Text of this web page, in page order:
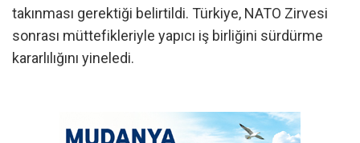
takınması gerektiği belirtildi. Türkiye, NATO Zirvesi
sonrası müttefikleriyle yapıcı iş birliğini sürdürme
kararlılığını yineledi.